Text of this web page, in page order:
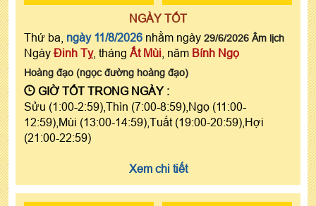
NGÀY TỐT
Thứ ba, ngày 11/8/2026 nhằm ngày 29/6/2026 Âm lịch
Ngày Đinh Tỵ, tháng Ất Mùi , năm Bính Ngọ
Hoàng đạo (ngọc đường hoàng đạo)
GIỜ TỐT TRONG NGÀY :
Sửu (1:00-2:59),Thìn (7:00-8:59),Ngọ (11:00-
12:59),Mùi (13:00-14:59),Tuất (19:00-20:59),Hợi
(21:00-22:59)
Xem chi tiết